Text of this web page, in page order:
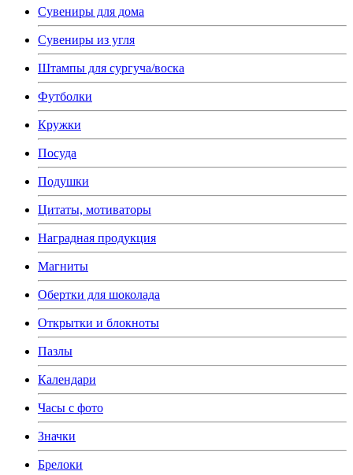
Сувениры для дома
Сувениры из угля
Штампы для сургуча/воска
Футболки
Кружки
Посуда
Подушки
Цитаты, мотиваторы
Наградная продукция
Магниты
Обертки для шоколада
Открытки и блокноты
Пазлы
Календари
Часы с фото
Значки
Брелоки